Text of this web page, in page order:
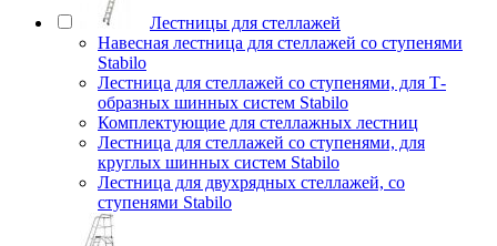
Лестницы для стеллажей
Навесная лестница для стеллажей со ступенями
Stabilo
Лестница для стеллажей со ступенями, для Т-
образных шинных систем Stabilo
Комплектующие для стеллажных лестниц
Лестница для стеллажей со ступенями, для
круглых шинных систем Stabilo
Лестница для двухрядных стеллажей, со
ступенями Stabilo